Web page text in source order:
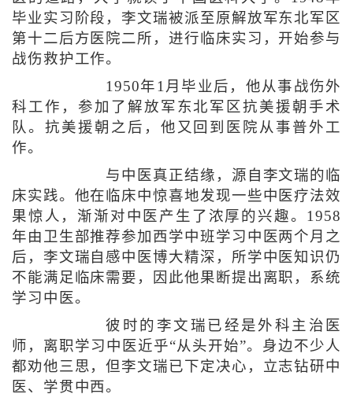
毕业实习阶段，李文瑞被派至原解放军东北军区
第十二后方医院二所，进行临床实习，开始参与
战伤救护工作。
1950年1月毕业后，他从事战伤外
科工作，参加了解放军东北军区抗美援朝手术
队。抗美援朝之后，他又回到医院从事普外工
作。
与中医真正结缘，源自李文瑞的临
床实践。他在临床中惊喜地发现一些中医疗法效
果惊人，渐渐对中医产生了浓厚的兴趣。1958
年由卫生部推荐参加西学中班学习中医两个月之
后，李文瑞自感中医博大精深，所学中医知识仍
不能满足临床需要，因此他果断提出离职，系统
学习中医。
彼时的李文瑞已经是外科主治医
师，离职学习中医近乎“从头开始”。身边不少人
都劝他三思，但李文瑞已下定决心，立志钻研中
医、学贯中西。